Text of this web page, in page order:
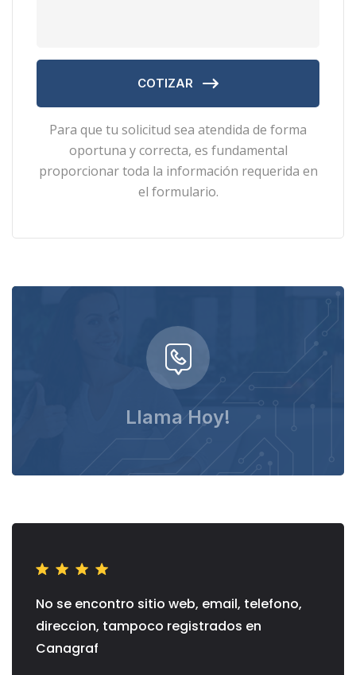
COTIZAR
Para que tu solicitud sea atendida de forma
oportuna y correcta, es fundamental
proporcionar toda la información requerida en
el formulario.
Llama Hoy!
No se encontro sitio web, email, telefono,
direccion, tampoco registrados en
Canagraf